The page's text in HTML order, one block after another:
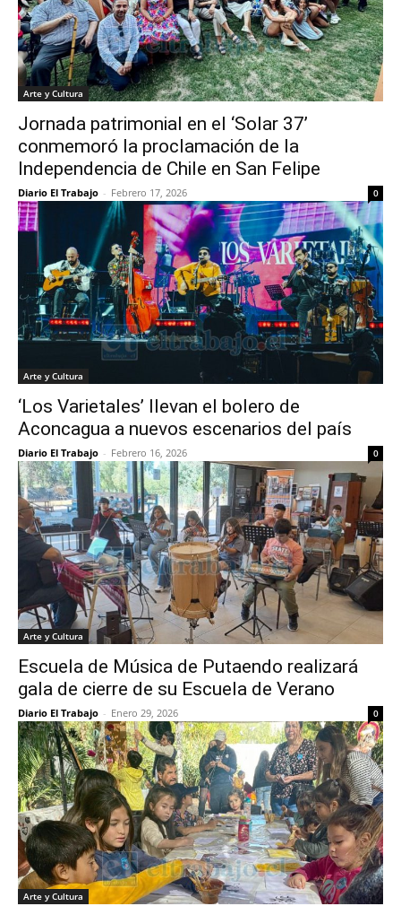
Arte y Cultura
Jornada patrimonial en el ‘Solar 37’
conmemoró la proclamación de la
Independencia de Chile en San Felipe
Diario El Trabajo - Febrero 17, 2026 0
Arte y Cultura
‘Los Varietales’ llevan el bolero de
Aconcagua a nuevos escenarios del país
Diario El Trabajo - Febrero 16, 2026 0
Arte y Cultura
Escuela de Música de Putaendo realizará
gala de cierre de su Escuela de Verano
Diario El Trabajo - Enero 29, 2026 0
Arte y Cultura